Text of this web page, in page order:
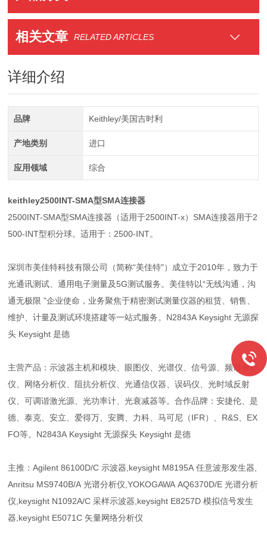
相关文章 RELATED ARTICLES
详细介绍
品牌 Keithley/美国吉时利
产地类别 进口
应用领域 综合
keithley2500INT-SMA型SMA连接器
2500INT-SMA型SMA连接器（适用于2500INT-x）SMA连接器用于2
500-INT型积分球。适用于：2500-INT。
深圳市美佳特科技有限公司（简称“美佳特"）成立于2010年，致力于
光通讯测试、通用电子测量及5G测试服务。美佳特以“无线沟通，沟
通无极限 "企业使命，业务聚焦于精密测试测量仪器的租赁、销售、
维护、计量及测试环境搭建等一站式服务。N2843A Keysight 无源探
头 Keysight 是德
主营产品：示波器主机和模块、眼图仪、光谱仪、信号源、频谱分析
仪、网络分析仪、阻抗分析仪、光通信仪器、误码仪、光时域反射
仪、可调谐激光源、光功率计、光衰减器等。合作品牌：安捷伦、是
德、泰克、安立、爱得万、安腾、力科、马可尼（IFR）、R&S、EX
FO等。N2843A Keysight 无源探头 Keysight 是德
主推：Agilent 86100D/C 示波器,keysight M8195A 任意波形发生器,
Anritsu MS9740B/A 光谱分析仪,YOKOGAWA AQ6370D/E 光谱分析
仪,keysight N1092A/C 采样示波器,keysight E8257D 模拟信号发生
器,keysight E5071C 矢量网络分析仪